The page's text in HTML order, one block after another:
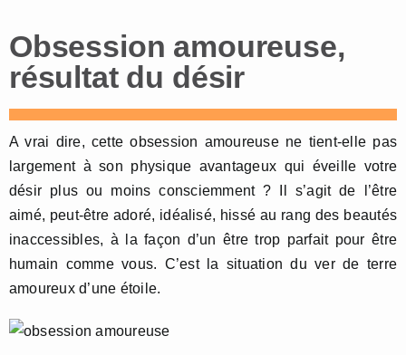
Obsession amoureuse,
résultat du désir
A vrai dire, cette obsession amoureuse ne tient-elle pas
largement à son physique avantageux qui éveille votre
désir plus ou moins consciemment ? Il s’agit de l’être
aimé, peut-être adoré, idéalisé, hissé au rang des beautés
inaccessibles, à la façon d’un être trop parfait pour être
humain comme vous. C’est la situation du ver de terre
amoureux d’une étoile.